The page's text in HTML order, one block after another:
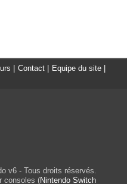
Contact Equipe du site
v6 - Tous droits réservés.
consoles (Nintendo Switch